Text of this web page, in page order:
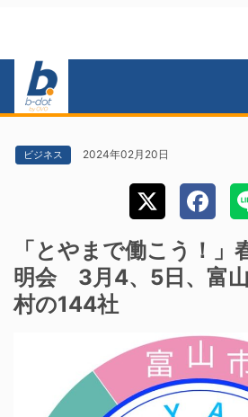
ビジネス 2024年02月20日
「とやまで働こう！」
明会 3月4、5日、富
村の144社